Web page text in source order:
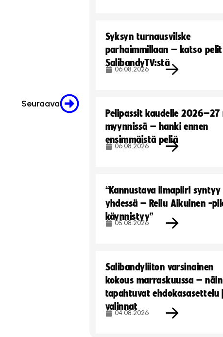
Seuraava
Syksyn turnausvilske
parhaimmillaan – katso pelit
SalibandyTV:stä
06.08.2026
Pelipassit kaudelle
myynnissä – hanki ennen
ensimmäistä peliä
06.08.2026
“Kannustava ilmapiiri syntyy
yhdessä – Reilu Aikuinen -
käynnistyy”
05.08.2026
Salibandyliiton varsinainen
kokous marraskuussa – näin
tapahtuvat ehdokasasettelu
valinnat
04.08.2026